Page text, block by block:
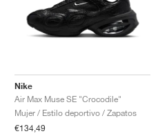
Nike
Air Max Muse SE "Crocodile"
Mujer / Estilo deportivo / Zapatos
€134,49